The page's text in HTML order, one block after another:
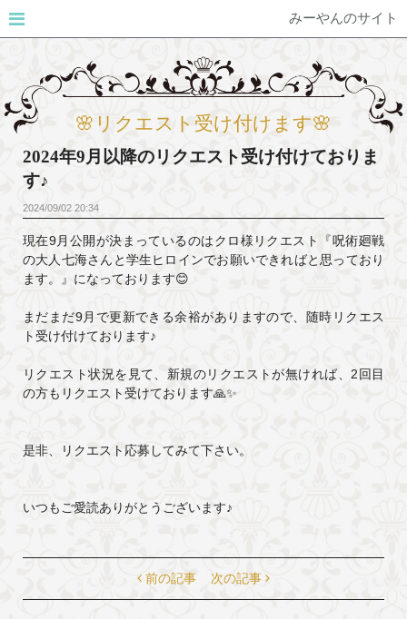
みーやんのサイト
🌸リクエスト受け付けます🌸
2024年9月以降のリクエスト受け付けておりま
す♪
2024/09/02 20:34
現在9月公開が決まっているのはクロ様リクエスト『呪術廻戦
の大人七海さんと学生ヒロインでお願いできればと思っており
ます。』になっております😊
まだまだ9月で更新できる余裕がありますので、随時リクエス
ト受け付けております♪
リクエスト状況を見て、新規のリクエストが無ければ、2回目
の方もリクエスト受けております🙏✨
是非、リクエスト応募してみて下さい。
いつもご愛読ありがとうございます♪
前の記事 次の記事